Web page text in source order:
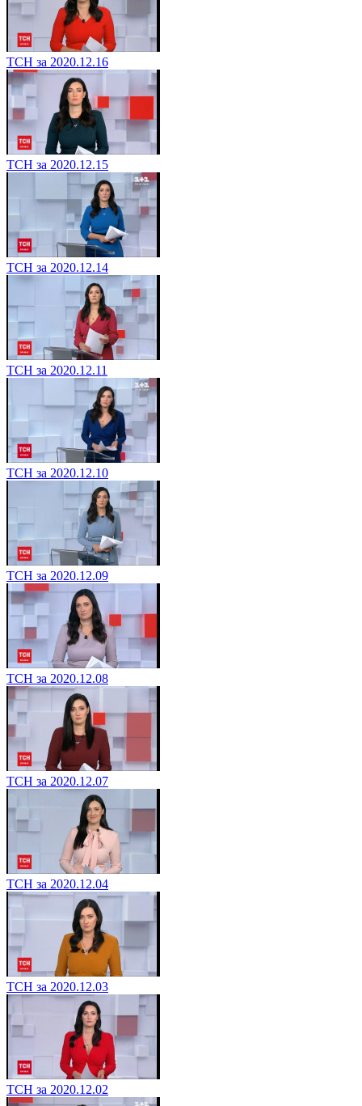
ТСН за 2020.12.16
ТСН за 2020.12.15
ТСН за 2020.12.14
ТСН за 2020.12.11
ТСН за 2020.12.10
ТСН за 2020.12.09
ТСН за 2020.12.08
ТСН за 2020.12.07
ТСН за 2020.12.04
ТСН за 2020.12.03
ТСН за 2020.12.02